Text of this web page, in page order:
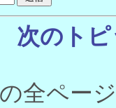
次のト
全ペー